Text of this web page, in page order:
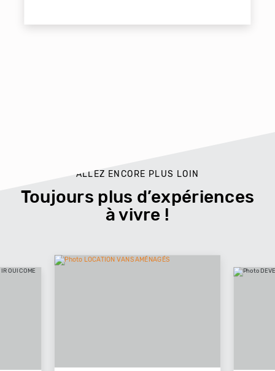
ALLEZ ENCORE PLUS LOIN
Toujours plus d’expériences
à vivre !